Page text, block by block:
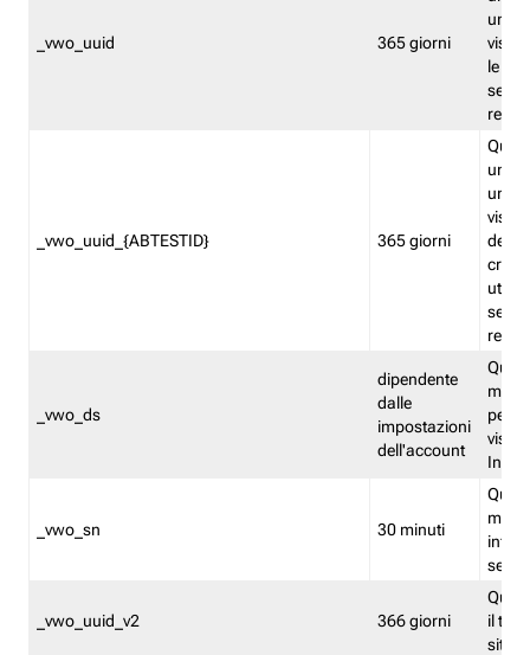
_vwo_uuid 365 giorni
le
_vwo_uuid_{ABTESTID} 365 giorni
un
del
_vwo_ds
dipendente
dalle
impostazioni
dell'account
_vwo_sn 30 minuti
_vwo_uuid_v2 366 giorni
il
sito